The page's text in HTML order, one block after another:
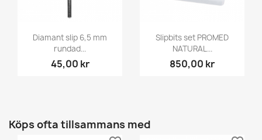
Diamant slip 6,5 mm
rundad...
45,00 kr
Slipbits set PROMED
NATURAL...
850,00 kr
Köps ofta tillsammans med